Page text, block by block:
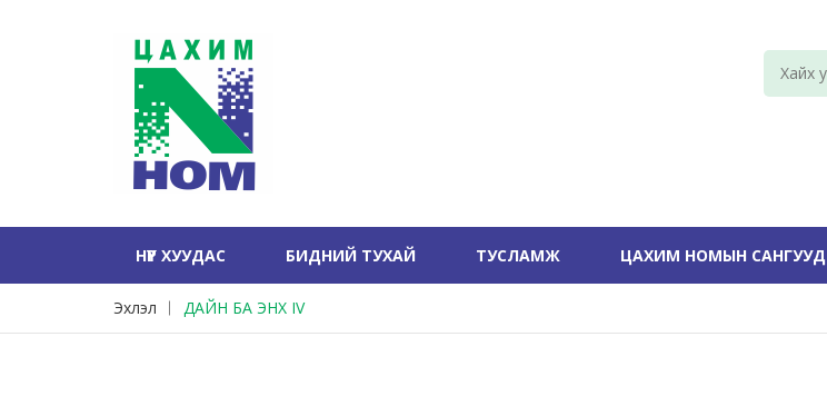
НҮҮР ХУУДАС БИДНИЙ ТУХАЙ ТУСЛАМЖ ЦАХИМ НОМЫН САНГУУД
Эхлэл ДАЙН БА ЭНХ IV